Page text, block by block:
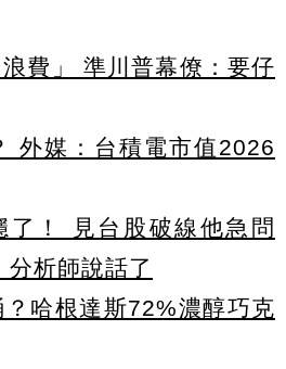
費」 準川普幕僚：要仔
外媒：台積電市值2026
了！ 見台股破線他急問
分析師說話了
哈根達斯72%濃醇巧克